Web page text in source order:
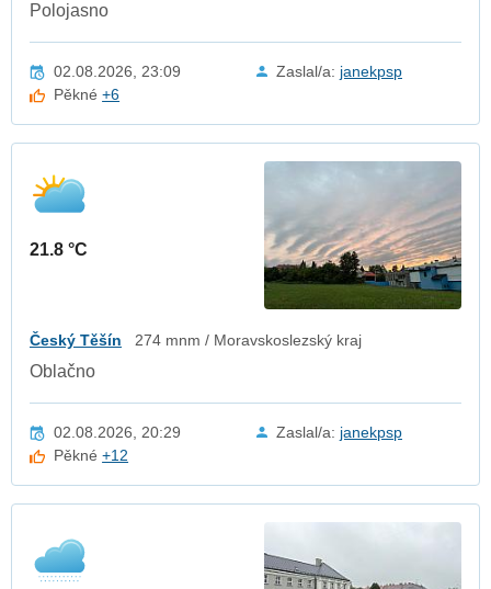
Polojasno
02.08.2026, 23:09 Zaslal/a: janekpsp
Pěkné+6
21.8 °C
Český Těšín 274 mnm / Moravskoslezský kraj
Oblačno
02.08.2026, 20:29 Zaslal/a: janekpsp
Pěkné+12